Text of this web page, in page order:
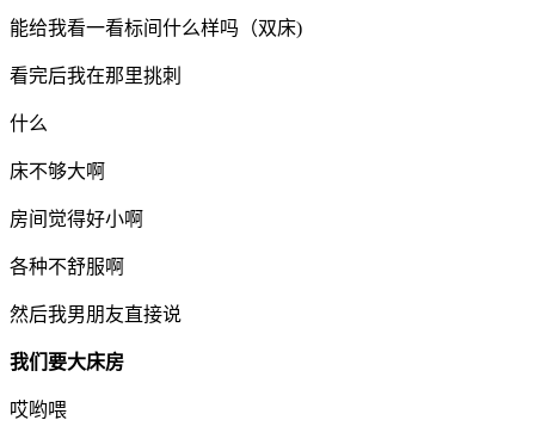
能给我看一看标间什么样吗（双床)
看完后我在那里挑刺
什么
床不够大啊
房间觉得好小啊
各种不舒服啊
然后我男朋友直接说
我们要大床房
哎哟喂